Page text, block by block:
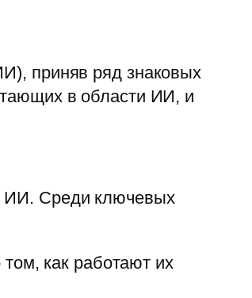
приняв ряд знаковых
в области ИИ, и
ИИ. Среди ключевых
как работают их